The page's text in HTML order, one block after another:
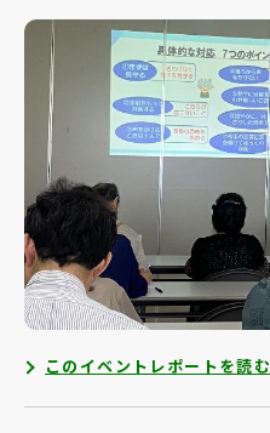
このイベントレポートを読む